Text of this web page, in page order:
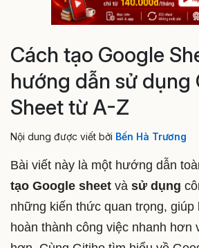
Cách tạo Google
hướng dẫn sử dụng
Sheet từ A-Z
Nội dung được viết bởi Bến Hà Trương
Bài viết này là một hướng dẫn
tạo Google sheet và sử dụng
những kiến thức quan trọng, giúp
hoàn thành công việc nhanh hơn